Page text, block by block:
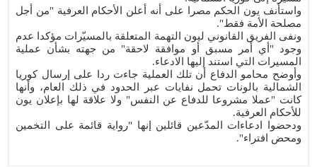
واستأنف يون الحكم مصرا على أنه أعلن الأحكام العرفية "من أجل
مصلحة الأمة فقط".
ونفى الفريق القانوني ليون التهمة المتعلقة بالمسيّرات مؤكدا عدم
وجود "أي أمر مسبق أو موافقة لاحقة" من جهته بشأن عملية
المسيرات التي استند إليها الادعاء.
وأوضح محامو الدفاع أن تلك العملية جاءت ردا على إرسال كوريا
الشمالية بالونات تحمل نفايات عبر الحدود في ذلك العام، وأنها
كانت "عملا مشروعا للدفاع عن النفس" ولا علاقة لها بإعلان يون
للأحكام العرفية.
ودحضوا ادعاءات المدّعين قائلين إنها "رواية قائمة على التخمين
ومحض افتراء".